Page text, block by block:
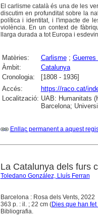
El carlisme català és una de les
discutim en profunditat sobre la
política i identitat, i l'impacte de
violència. En un context de
llarga durada a tot Europa i
Matèries: Carlisme; Guerres
Àmbit:
Catalunya
Cronologia:
[1808 - 1936]
Accés:
https://raco.cat/
Localització: UAB: Humanitats
Barcelona;
Enllaç permanent a aquest
La Catalunya dels furs
Toledano González, Lluís Ferran
Barcelona : Rosa dels Vents, 2022
363 p. : il. ; 22 cm (Dies que han
Bibliografia.